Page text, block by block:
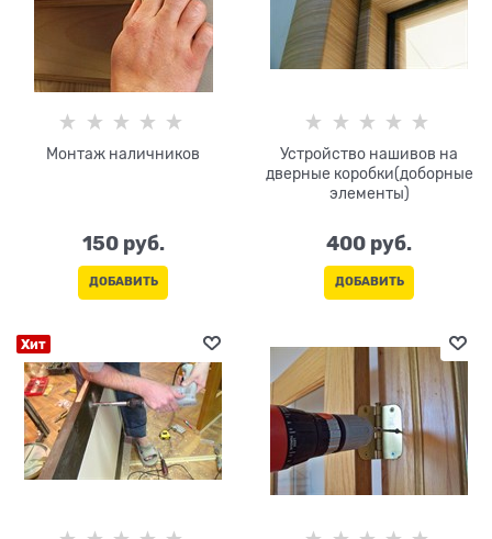
Монтаж наличников
150 руб.
ДОБАВИТЬ
Устройство нашивов на
дверные коробки(доборные
элементы)
400 руб.
ДОБАВИТЬ
Хит